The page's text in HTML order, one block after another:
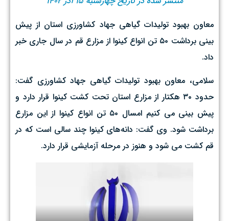
معاون بهبود تولیدات گیاهی جهاد کشاورزی استان از پیش
بینی برداشت ۵۰ تن انواع کینوا از مزارع قم در سال جاری خبر
داد.
سلامی، معاون بهبود تولیدات گیاهی جهاد کشاورزی گفت:
حدود ۳۰ هکتار از مزارع استان تحت کشت کینوا قرار دارد و
پیش بینی می کنیم امسال ۵۰ تن انواع کینوا از این مزارع
برداشت شود. وی گفت: دانه‌های کینوا چند سالی است که در
قم کشت می شود و هنوز در مرحله آزمایشی قرار دارد.